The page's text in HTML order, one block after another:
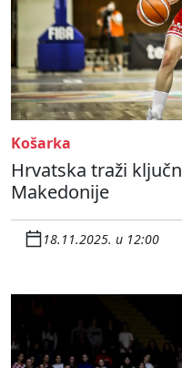
Košarka
Hrvatska traži
Makedonije
18.11.2025. u 12:00